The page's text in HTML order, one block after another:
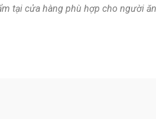
tại cửa hàng phù hợp cho người